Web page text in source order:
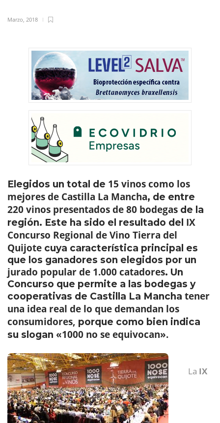
Marzo, 2018
Elegidos un total de 15 vinos como los
mejores de Castilla La Mancha, de entre
220 vinos presentados de 80 bodegas de la
región. Este ha sido el resultado del IX
Concurso Regional de Vino Tierra del
Quijote cuya característica principal es
que los ganadores son elegidos por un
jurado popular de 1.000 catadores. Un
Concurso que permite a las bodegas y
cooperativas de Castilla La Mancha tener
una idea real de lo que demandan los
consumidores, porque como bien indica
su slogan «1000 no se equivocan».
La IX